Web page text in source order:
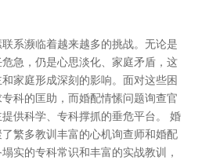
系濒临着越来越多的挑战。无论是
急，仍是心思淡化、家庭矛盾，这
家庭形成深刻的影响。面对这些困
科的匡助，而婚配情愫问题询查官
供科学、专科撑抓的垂危平台。 婚
繁多教训丰富的心机询查师和婚配
实的专科常识和丰富的实战教训，